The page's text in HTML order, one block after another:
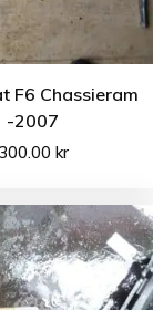
F6 Chassieram
-2007
300.00 kr